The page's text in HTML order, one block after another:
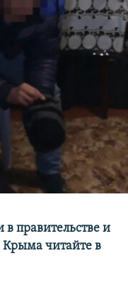
в правительстве и
Крыма читайте в